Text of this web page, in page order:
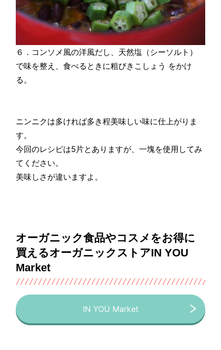
６．コンソメ風の洋風だし、天然塩（シーソルト）
で味を整え、食べるときに粗びきこしょう をかけ
る。
ニンニクは多ければ多き程美味しい味に仕上がりま
す。
今回のレシピは5片とありますが、一塊を使用してみ
てください。
美味しさが違いますよ。
オーガニック食品やコスメをお得に
買えるオーガニックストアIN YOU
Market
IN YOU Market